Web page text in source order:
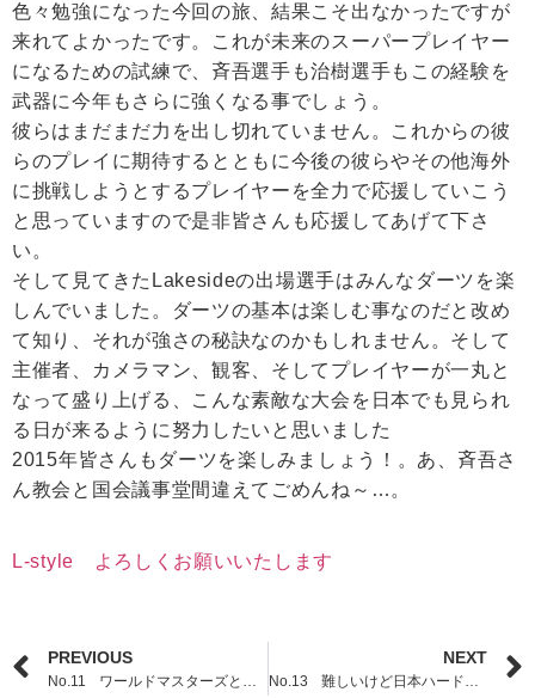
色々勉強になった今回の旅、結果こそ出なかったですが
来れてよかったです。これが未来のスーパープレイヤー
になるための試練で、斉吾選手も治樹選手もこの経験を
武器に今年もさらに強くなる事でしょう。
彼らはまだまだ力を出し切れていません。これからの彼
らのプレイに期待するとともに今後の彼らやその他海外
に挑戦しようとするプレイヤーを全力で応援していこう
と思っていますので是非皆さんも応援してあげて下さ
い。
そして見てきたLakesideの出場選手はみんなダーツを楽
しんでいました。ダーツの基本は楽しむ事なのだと改め
て知り、それが強さの秘訣なのかもしれません。そして
主催者、カメラマン、観客、そしてプレイヤーが一丸と
なって盛り上げる、こんな素敵な大会を日本でも見られ
る日が来るように努力したいと思いました
2015年皆さんもダーツを楽しみましょう！。あ、斉吾さ
ん教会と国会議事堂間違えてごめんね～…。
L-style よろしくお願いいたします
PREVIOUS
No.11 ワールドマスターズとアジパシの日本人歴史的快挙！
NEXT
No.13 難しいけど日本ハードダーツに革命を起こしたい！